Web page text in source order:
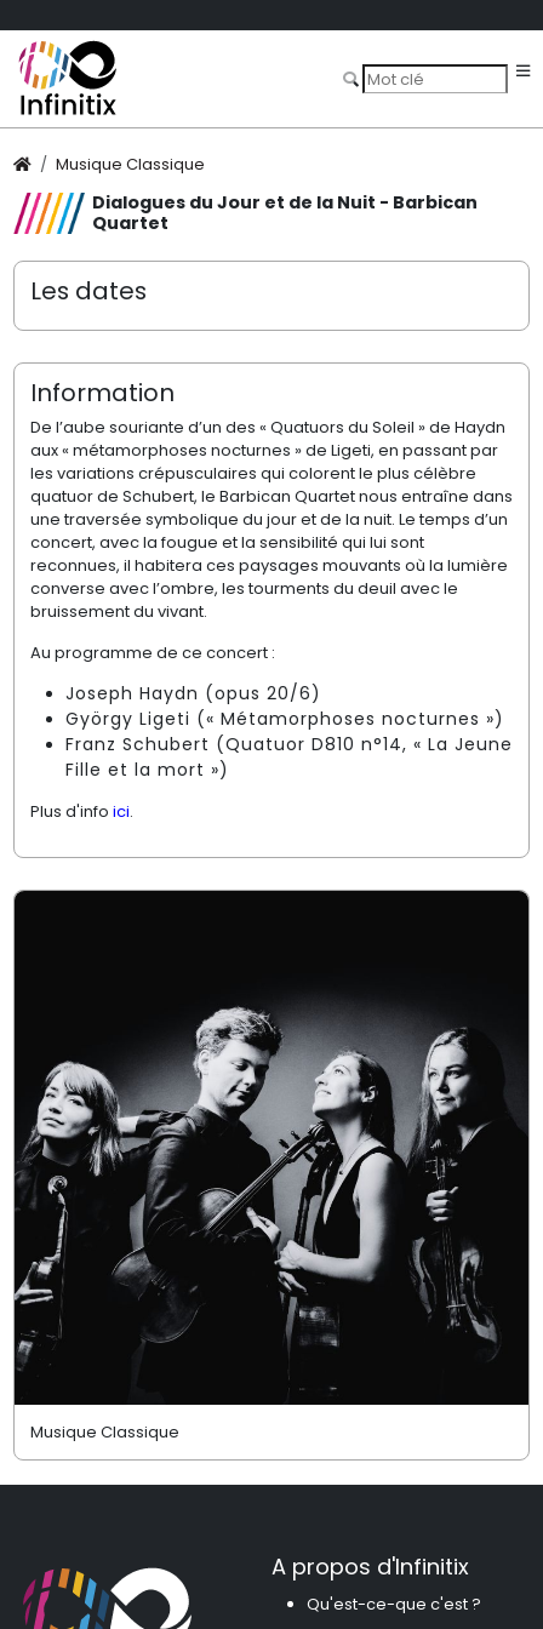
Musique Classique
Dialogues du Jour et de la Nuit - Barbican
Quartet
Les dates
Information
De l’aube souriante d’un des « Quatuors du Soleil » de Haydn
aux « métamorphoses nocturnes » de Ligeti, en passant par
les variations crépusculaires qui colorent le plus célèbre
quatuor de Schubert, le Barbican Quartet nous entraîne dans
une traversée symbolique du jour et de la nuit. Le temps d’un
concert, avec la fougue et la sensibilité qui lui sont
reconnues, il habitera ces paysages mouvants où la lumière
converse avec l’ombre, les tourments du deuil avec le
bruissement du vivant.
Au programme de ce concert :
Joseph Haydn (opus 20/6)
György Ligeti (« Métamorphoses nocturnes »)
Franz Schubert (Quatuor D810 n°14, « La Jeune
Fille et la mort »)
Plus d'info ici.
Musique Classique
A propos d'Infinitix
Qu'est-ce-que c'est ?